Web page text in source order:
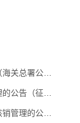
年第167号）
求意见稿）
》的起草说明